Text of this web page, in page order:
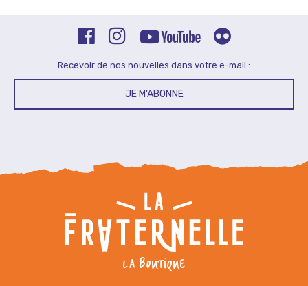
Recevoir de nos nouvelles dans votre e-mail :
JE M'ABONNE
LA BOUTIQUE